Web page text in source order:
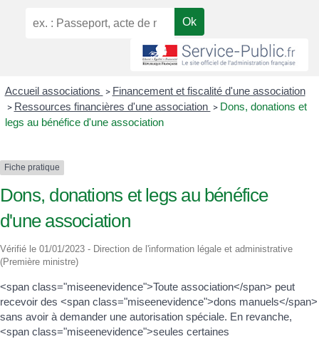
Accueil associations > Financement et fiscalité d'une association
> Ressources financières d'une association > Dons, donations et
legs au bénéfice d'une association
Fiche pratique
Dons, donations et legs au bénéfice
d'une association
Vérifié le 01/01/2023 - Direction de l'information légale et administrative
(Première ministre)
<span class="miseenevidence">Toute association</span> peut
recevoir des <span class="miseenevidence">dons manuels</span>
sans avoir à demander une autorisation spéciale. En revanche,
<span class="miseenevidence">seules certaines